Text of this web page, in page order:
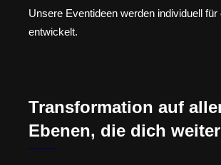
Unsere Eventideen werden individuell für
entwickelt.
Transformation auf
Ebenen, die dich